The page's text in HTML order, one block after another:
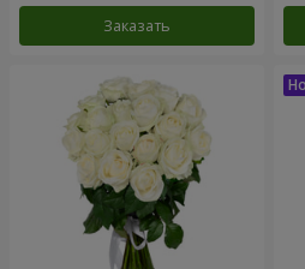
Заказать